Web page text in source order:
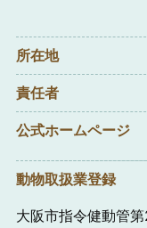
所在地
責任者
公式ホームページ
動物取扱業登録
大阪市指令健動管